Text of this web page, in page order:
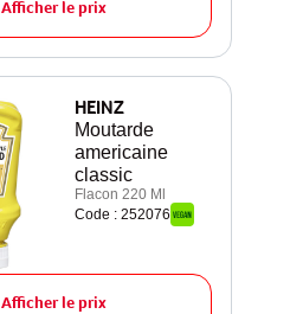
Afficher le prix
HEINZ
Moutarde
americaine
classic
Flacon 220 Ml
Code : 252076
Afficher le prix